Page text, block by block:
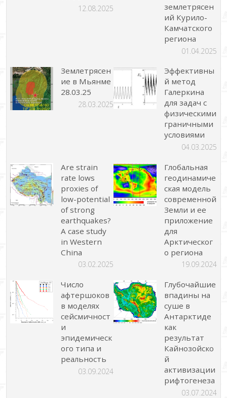
12.08.2025
землетрясен
ий Курило-
Камчатского
региона
01.04.2025
Землетрясен
ие в Мьянме
28.03.25
28.03.2025
Эффективны
й метод
Галеркина
для задач с
физическими
граничными
условиями
04.03.2025
Are strain
rate lows
proxies of
low-potential
of strong
earthquakes?
A case study
in Western
China
03.02.2025
Глобальная
геодинамиче
ская модель
современной
Земли и ее
приложение
для
Арктическог
о региона
19.09.2024
Число
афтершоков
в моделях
сейсмичност
и
эпидемическ
ого типа и
реальность
03.09.2024
Глубочайшие
впадины на
суше в
Антарктиде
как
результат
Кайнозойско
й
активизации
рифтогенеза
03.07.2024